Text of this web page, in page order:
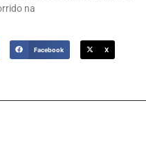
na
Facebook X